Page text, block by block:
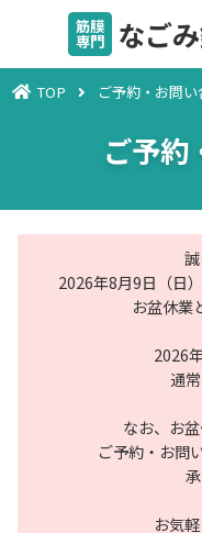
筋膜
専門 なご
TOP ご予約・お問い
ご予約
2026年8月9日（日
お盆休業
2026
通
なお、お
ご予約・お問
お気